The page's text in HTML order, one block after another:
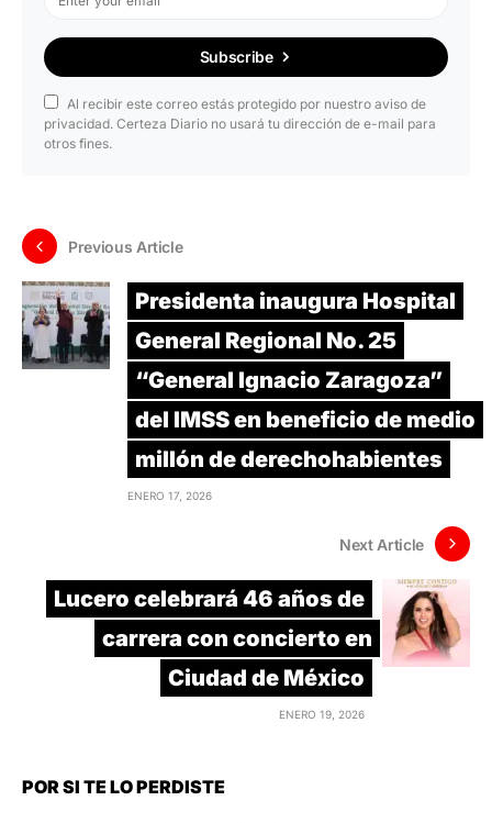
Subscribe
Al recibir este correo estás protegido por nuestro aviso de
privacidad. Certeza Diario no usará tu dirección de e-mail para
otros fines.
Previous Article
Presidenta inaugura Hospital
General Regional No. 25
“General Ignacio Zaragoza”
del IMSS en beneficio de medio
millón de derechohabientes
ENERO 17, 2026
Next Article
Lucero celebrará 46 años de
carrera con concierto en
Ciudad de México
ENERO 19, 2026
POR SI TE LO PERDISTE